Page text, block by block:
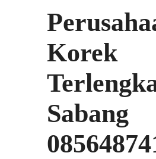
Korek
Sabang